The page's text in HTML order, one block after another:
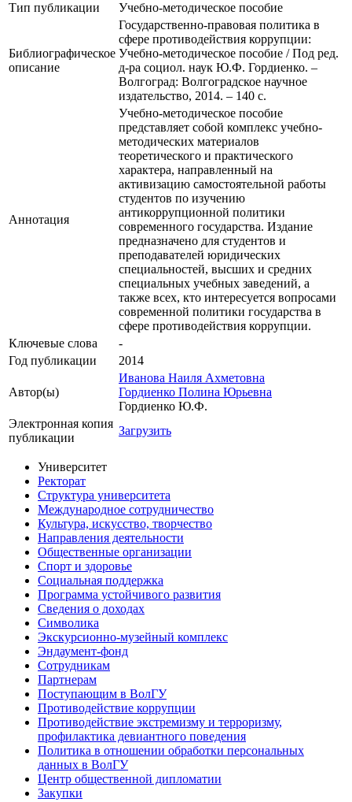
Тип публикации
Учебно-методическое пособие
Библиографическое
описание
Государственно-правовая политика в
сфере противодействия коррупции:
Учебно-методическое пособие / Под ред.
д-ра социол. наук Ю.Ф. Гордиенко. –
Волгоград: Волгоградское научное
издательство, 2014. – 140 с.
Аннотация
Учебно-методическое пособие
представляет собой комплекс учебно-
методических материалов
теоретического и практического
характера, направленный на
активизацию самостоятельной работы
студентов по изучению
антикоррупционной политики
современного государства. Издание
предназначено для студентов и
преподавателей юридических
специальностей, высших и средних
специальных учебных заведений, а
также всех, кто интересуется вопросами
современной политики государства в
сфере противодействия коррупции.
Ключевые cлова
-
Год публикации
2014
Автор(ы)
Иванова Наиля Ахметовна
Гордиенко Полина Юрьевна
Гордиенко Ю.Ф.
Электронная копия
публикации
Загрузить
Университет
Ректорат
Структура университета
Международное сотрудничество
Культура, искусство, творчество
Направления деятельности
Общественные организации
Спорт и здоровье
Социальная поддержка
Программа устойчивого развития
Сведения о доходах
Символика
Экскурсионно-музейный комплекс
Эндаумент-фонд
Сотрудникам
Партнерам
Поступающим в ВолГУ
Противодействие коррупции
Противодействие экстремизму и терроризму,
профилактика девиантного поведения
Политика в отношении обработки персональных
данных в ВолГУ
Центр общественной дипломатии
Закупки